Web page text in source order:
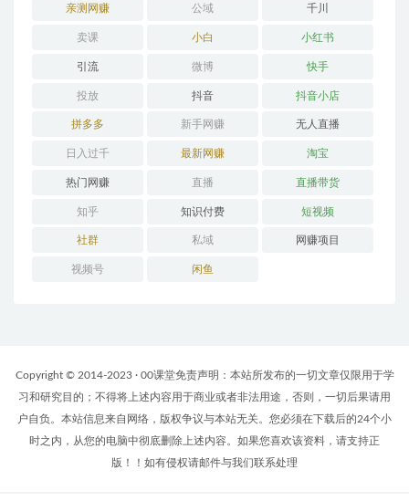
亲测网赚 公域 千川
卖课 小白 小红书
引流 微博 快手
投放 抖音 抖音小店
拼多多 新手网赚 无人直播
日入过千 最新网赚 淘宝
热门网赚 直播 直播带货
知乎 知识付费 短视频
社群 私域 网赚项目
视频号 闲鱼
Copyright © 2014-2023 · 00课堂免责声明：本站所发布的一切文章仅限用于学
习和研究目的；不得将上述内容用于商业或者非法用途，否则，一切后果请用
户自负。本站信息来自网络，版权争议与本站无关。您必须在下载后的24个小
时之内，从您的电脑中彻底删除上述内容。如果您喜欢该资料，请支持正
版！！如有侵权请邮件与我们联系处理